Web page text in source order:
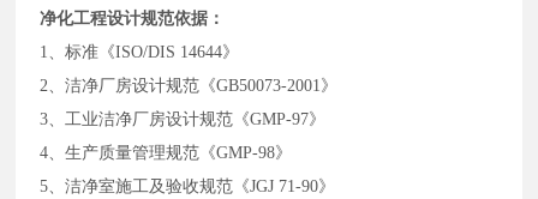
净化工程设计规范依据：
1、标准《ISO/DIS 14644》
2、洁净厂房设计规范《GB50073-2001》
3、工业洁净厂房设计规范《GMP-97》
4、生产质量管理规范《GMP-98》
5、洁净室施工及验收规范《JGJ 71-90》